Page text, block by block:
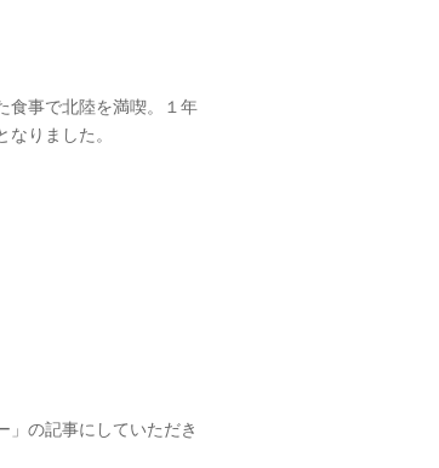
食事で北陸を満喫。１年
りました。
」の記事にしていただき